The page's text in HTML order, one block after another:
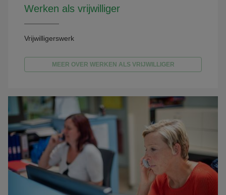
Werken als vrijwilliger
Vrijwilligerswerk
MEER OVER WERKEN ALS VRIJWILLIGER